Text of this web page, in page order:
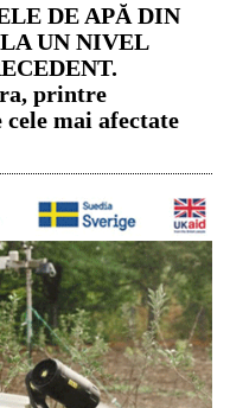
DE APĂ DIN
UN NIVEL
printre
cele mai afectate